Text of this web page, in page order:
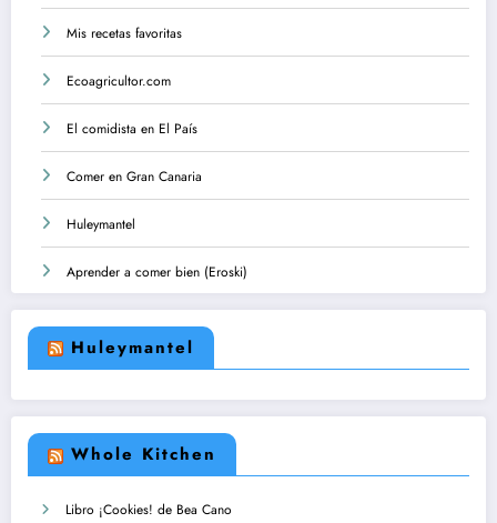
Mis recetas favoritas
Ecoagricultor.com
El comidista en El País
Comer en Gran Canaria
Huleymantel
Aprender a comer bien (Eroski)
Huleymantel
Whole Kitchen
Libro ¡Cookies! de Bea Cano